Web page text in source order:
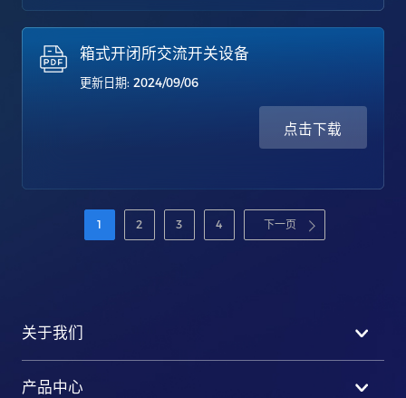
箱式开闭所交流开关设备
更新日期: 2024/09/06
点击下载
1 2 3 4 下一页
关于我们
产品中心